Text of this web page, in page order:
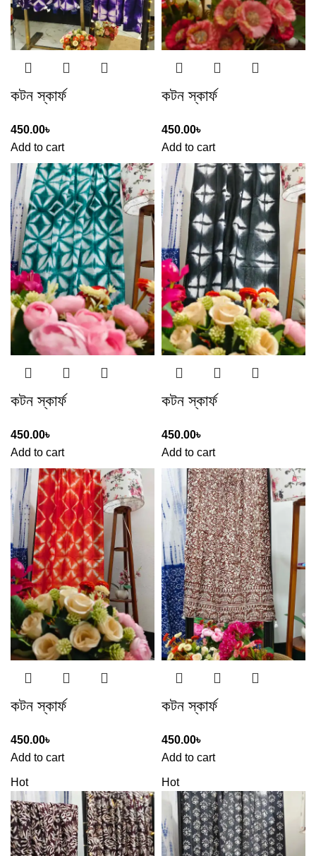
কটন স্কার্ফ
450.00৳
Add to cart
কটন স্কার্ফ
450.00৳
Add to cart
কটন স্কার্ফ
450.00৳
Add to cart
কটন স্কার্ফ
450.00৳
Add to cart
কটন স্কার্ফ
450.00৳
Add to cart
কটন স্কার্ফ
450.00৳
Add to cart
Hot Hot